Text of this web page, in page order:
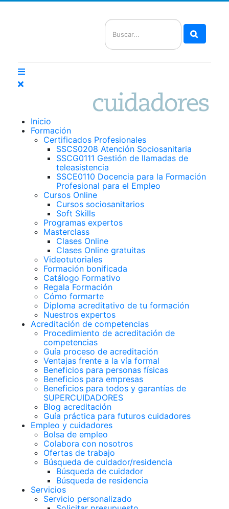
Inicio
Formación
Certificados Profesionales
SSCS0208 Atención Sociosanitaria
SSCG0111 Gestión de llamadas de
teleasistencia
SSCE0110 Docencia para la Formación
Profesional para el Empleo
Cursos Online
Cursos sociosanitarios
Soft Skills
Programas expertos
Masterclass
Clases Online
Clases Online gratuitas
Videotutoriales
Formación bonificada
Catálogo Formativo
Regala Formación
Cómo formarte
Diploma acreditativo de tu formación
Nuestros expertos
Acreditación de competencias
Procedimiento de acreditación de
competencias
Guía proceso de acreditación
Ventajas frente a la vía formal
Beneficios para personas físicas
Beneficios para empresas
Beneficios para todos y garantías de
SUPERCUIDADORES
Blog acreditación
Guía práctica para futuros cuidadores
Empleo y cuidadores
Bolsa de empleo
Colabora con nosotros
Ofertas de trabajo
Búsqueda de cuidador/residencia
Búsqueda de cuidador
Búsqueda de residencia
Servicios
Servicio personalizado